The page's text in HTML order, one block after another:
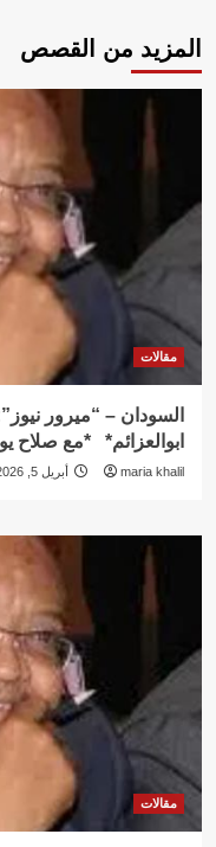
المزيد من القصص
مقالات
السودان – “ميرور
ابوالعزائم* *مع
maria khalil أبريل 5, 2026
مقالات